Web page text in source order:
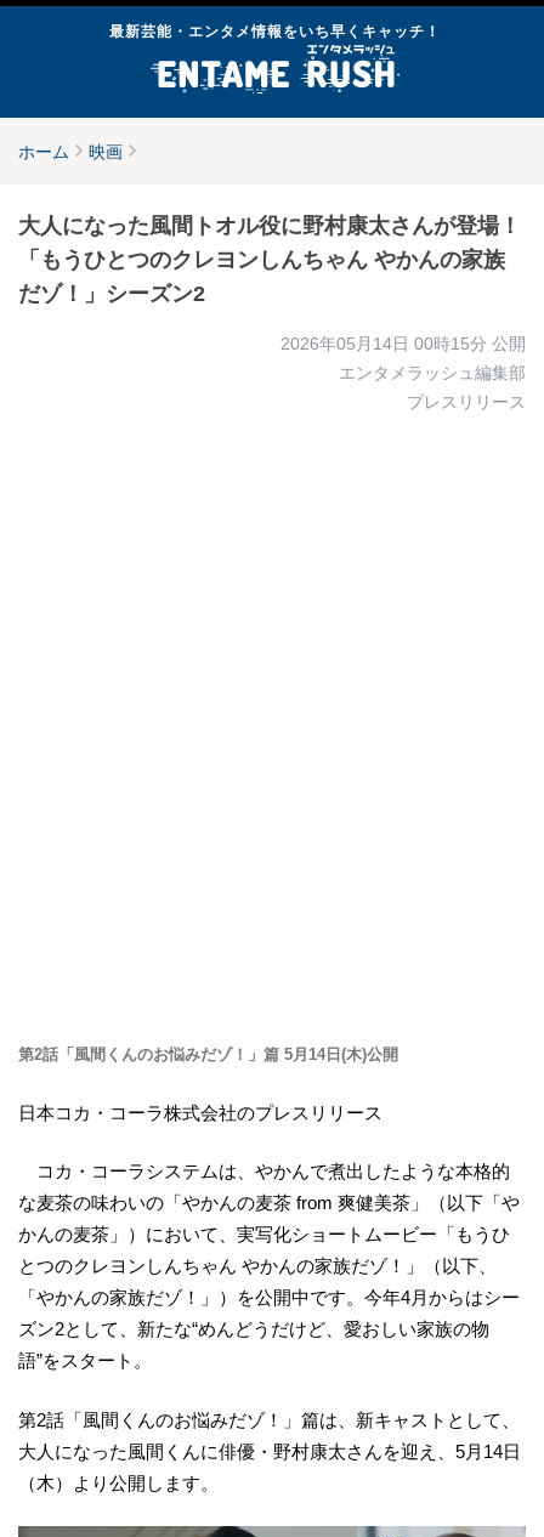
最新芸能・エンタメ情報をいち早くキャッチ！
ホーム 映画
大人になった風間トオル役に野村康太さんが登場！
「もうひとつのクレヨンしんちゃん やかんの家族
だゾ！」シーズン2
2026年05月14日 00時15分 公開
エンタメラッシュ編集部
プレスリリース
第2話「風間くんのお悩みだゾ！」篇 5月14日(木)公開
日本コカ・コーラ株式会社のプレスリリース
コカ・コーラシステムは、やかんで煮出したような本格的
な麦茶の味わいの「やかんの麦茶 from 爽健美茶」（以下「や
かんの麦茶」）において、実写化ショートムービー「もうひ
とつのクレヨンしんちゃん やかんの家族だゾ！」（以下、
「やかんの家族だゾ！」）を公開中です。今年4月からはシー
ズン2として、新たな“めんどうだけど、愛おしい家族の物
語”をスタート。
第2話「風間くんのお悩みだゾ！」篇は、新キャストとして、
大人になった風間くんに俳優・野村康太さんを迎え、5月14日
（木）より公開します。